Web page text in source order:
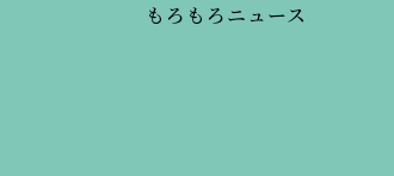
もろもろニュース